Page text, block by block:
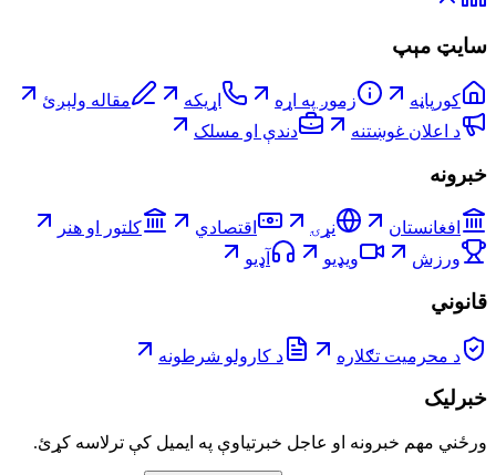
سایټ مېپ
کورپاڼه زموږ په اړه اړیکه
مقاله ولېږئ
د اعلان غوښتنه
دندې او مسلک
خبرونه
افغانستان نړۍ اقتصادي
کلتور او هنر
ورزش
ویډیو آډیو
قانوني
د محرمیت تګلاره د کارولو شرطونه
خبرلیک
ورځني مهم خبرونه او عاجل خبرتیاوې په ایمیل کې ترلاسه کړئ.